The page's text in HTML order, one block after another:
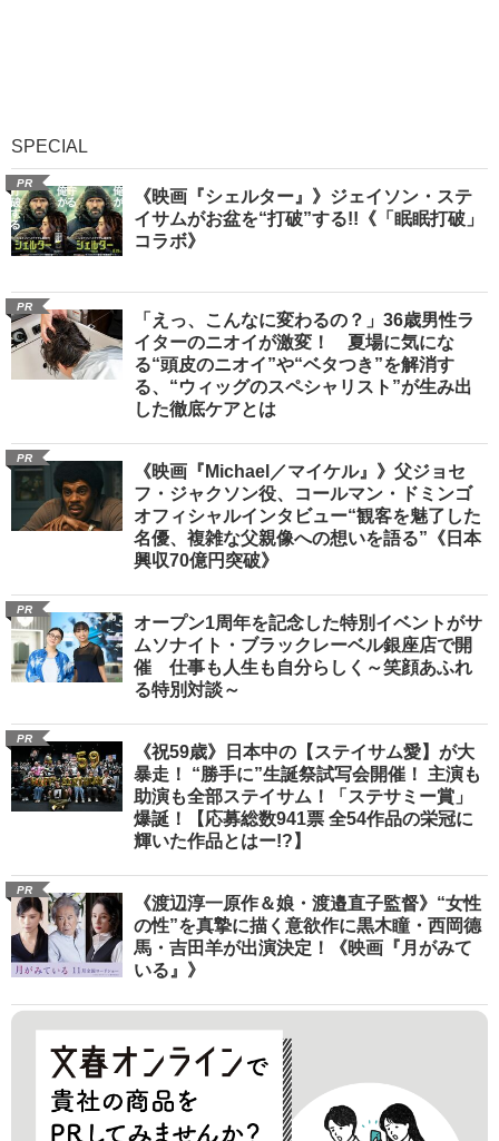
SPECIAL
PR
《映画『シェルター』》ジェイソン・ステ
イサムがお盆を“打破”する!!《「眠眠打破」
コラボ》
PR
「えっ、こんなに変わるの？」36歳男性ラ
イターのニオイが激変！ 夏場に気にな
る“頭皮のニオイ”や“ベタつき”を解消す
る、“ウィッグのスペシャリスト”が生み出
した徹底ケアとは
PR
《映画『Michael／マイケル』》父ジョセ
フ・ジャクソン役、コールマン・ドミンゴ
オフィシャルインタビュー“観客を魅了した
名優、複雑な父親像への想いを語る”《日本
興収70億円突破》
PR
オープン1周年を記念した特別イベントがサ
ムソナイト・ブラックレーベル銀座店で開
催 仕事も人生も自分らしく～笑顔あふれ
る特別対談～
PR
《祝59歳》日本中の【ステイサム愛】が大
暴走！ “勝手に”生誕祭試写会開催！ 主演も
助演も全部ステイサム！「ステサミー賞」
爆誕！【応募総数941票 全54作品の栄冠に
輝いた作品とはー!?】
PR
《渡辺淳一原作＆娘・渡邉直子監督》“女性
の性”を真摯に描く意欲作に黒木瞳・西岡德
馬・吉田羊が出演決定！《映画『月がみて
いる』》